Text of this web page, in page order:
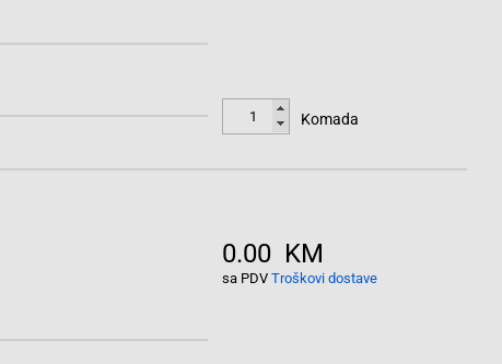
Komada
0.00 KM
sa PDV Troškovi dostave